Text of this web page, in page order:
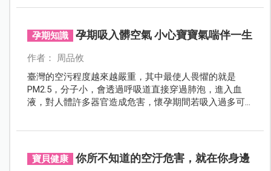
孕期知識 孕期吸入髒空氣 小心寶寶氣喘伴一生
作者： 周品攸
臺灣的空污程度越來越嚴重，其中最使人畏懼的就是
PM2.5，分子小，會透過呼吸道直接穿過肺泡，進入血
液，對人體許多器官造成危害，懷孕期間若吸入過多可
寶貝健康 你所不知道的空汙危害，就在你身邊